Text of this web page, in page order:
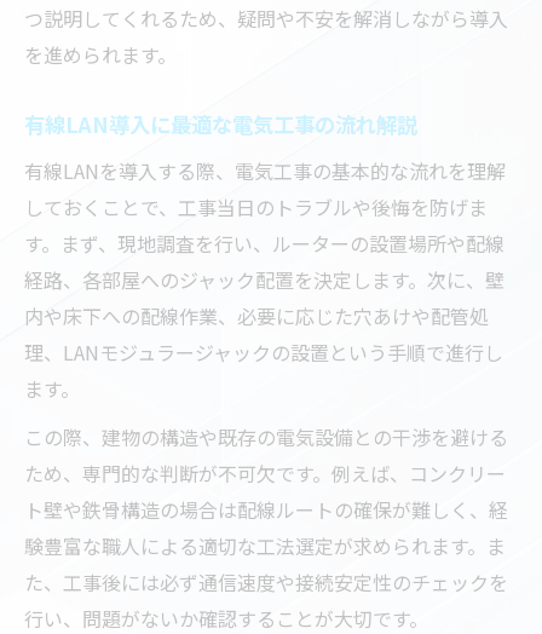
難易度が高いLAN配線は専門知識が重要
失敗しないLAN配線工事のコツを押さえる
LANモジュラージャック設置成功のコツ
配線ルート設計と電気工事の重要性
通信トラブル回避のための工事方法
専門技術で安全なネットワーク整備を叶える
電気工事士の技で守るネットワークの安全
LAN配線とモジュラージャック施工の信頼性
高品質な電気工事で快適な通信を実現
専門工事がネットワークの安定化に不可欠
LAN配線の安全対策と確実な工事技術
つ説明してくれるため、疑問や不安を解消しながら導入
を進められます。
有線LAN導入に最適な電気工事の流れ解説
有線LANを導入する際、電気工事の基本的な流れを理解
しておくことで、工事当日のトラブルや後悔を防げま
す。まず、現地調査を行い、ルーターの設置場所や配線
経路、各部屋へのジャック配置を決定します。次に、壁
内や床下への配線作業、必要に応じた穴あけや配管処
理、LANモジュラージャックの設置という手順で進行し
ます。
この際、建物の構造や既存の電気設備との干渉を避ける
ため、専門的な判断が不可欠です。例えば、コンクリー
ト壁や鉄骨構造の場合は配線ルートの確保が難しく、経
験豊富な職人による適切な工法選定が求められます。ま
た、工事後には必ず通信速度や接続安定性のチェックを
行い、問題がないか確認することが大切です。